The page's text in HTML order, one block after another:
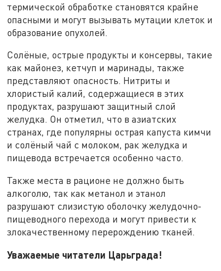
термической обработке становятся крайне
опасными и могут вызывать мутации клеток и
образование опухолей.
Солёные, острые продукты и консервы, такие
как майонез, кетчуп и маринады, также
представляют опасность. Нитриты и
хлористый калий, содержащиеся в этих
продуктах, разрушают защитный слой
желудка. Он отметил, что в азиатских
странах, где популярны острая капуста кимчи
и солёный чай с молоком, рак желудка и
пищевода встречается особенно часто.
Также места в рационе не должно быть
алкоголю, так как метанол и этанол
разрушают слизистую оболочку желудочно-
пищеводного перехода и могут привести к
злокачественному перерождению тканей.
Уважаемые читатели Царьграда!